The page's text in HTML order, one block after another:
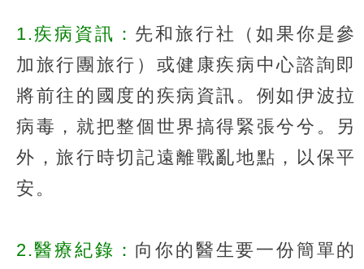
1.疾病資訊： 先和旅行社（如果你是參
加旅行團旅行）或健康疾病中心諮詢即
將前往的國度的疾病資訊。例如伊波拉
病毒，就把整個世界搞得緊張兮兮。另
外，旅行時切記遠離戰亂地點，以保平
安。
2.醫療紀錄： 向你的醫生要一份簡單的